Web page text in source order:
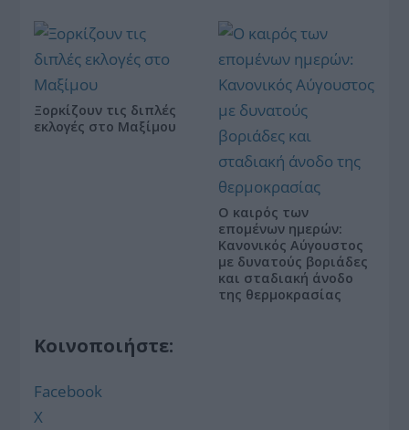
Ξορκίζουν τις διπλές
εκλογές στο Μαξίμου
Ο καιρός των
επομένων ημερών:
Κανονικός Αύγουστος
με δυνατούς βοριάδες
και σταδιακή άνοδο
της θερμοκρασίας
Κοινοποιήστε:
Facebook
X